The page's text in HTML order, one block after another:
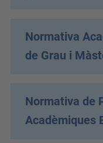
Normativa
de Grau i
Normativa de
Acadèmiques